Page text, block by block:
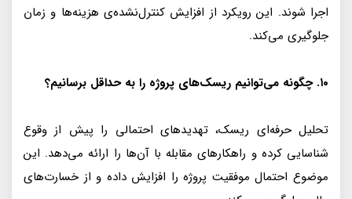
اجرا شوند. این رویکرد از افزایش کنترل‌نشده‌ی هزینه‌ها و زمان
جلوگیری می‌کند.
۱۰. چگونه می‌توانیم ریسک‌های پروژه را به حداقل برسانیم؟
تحلیل حرفه‌ای ریسک، تهدیدهای احتمالی را پیش از وقوع
شناسایی کرده و راهکارهای مقابله با آن‌ها را ارائه می‌دهد. این
موضوع احتمال موفقیت پروژه را افزایش داده و از خسارت‌های